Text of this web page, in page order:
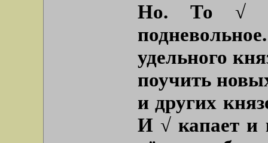
Но. То √
удельного
поучить
и других
И √ капает и